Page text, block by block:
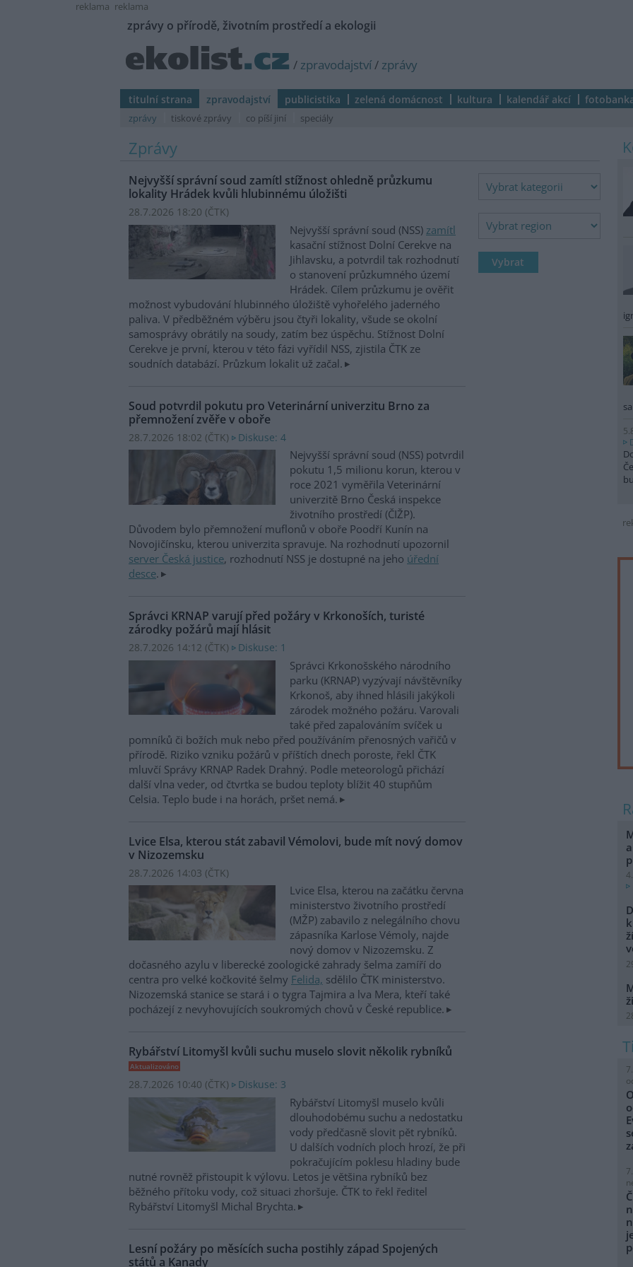
reklama reklama
zprávy o přírodě, životním prostředí a ekologii
/ zpravodajství/ zprávy
titulní strana zpravodajství publicistika zelená domácnost kultura kalendář akcí
zprávy tiskové zprávy co píší jiní speciály
Zprávy
Nejvyšší správní soud zamítl stížnost ohledně průzkumu
lokality Hrádek kvůli hlubinnému úložišti
28.7.2026 18:20 (ČTK)
Nejvyšší správní soud (NSS) zamítl
kasační stížnost Dolní Cerekve na
Jihlavsku, a potvrdil tak rozhodnutí
o stanovení průzkumného území
Hrádek. Cílem průzkumu je ověřit
možnost vybudování hlubinného úložiště vyhořelého jaderného
paliva. V předběžném výběru jsou čtyři lokality, všude se okolní
samosprávy obrátily na soudy, zatím bez úspěchu. Stížnost Dolní
Cerekve je první, kterou v této fázi vyřídil NSS, zjistila ČTK ze
soudních databází. Průzkum lokalit už začal.
Soud potvrdil pokutu pro Veterinární univerzitu Brno za
přemnožení zvěře v oboře
28.7.2026 18:02 (ČTK) Diskuse: 4
Nejvyšší správní soud (NSS) potvrdil
pokutu 1,5 milionu korun, kterou v
roce 2021 vyměřila Veterinární
univerzitě Brno Česká inspekce
životního prostředí (ČIŽP).
Důvodem bylo přemnožení muflonů v oboře Poodří Kunín na
Novojičínsku, kterou univerzita spravuje. Na rozhodnutí upozornil
server Česká justice, rozhodnutí NSS je dostupné na jeho úřední
desce.
Správci KRNAP varují před požáry v Krkonoších, turisté
zárodky požárů mají hlásit
28.7.2026 14:12 (ČTK) Diskuse: 1
Správci Krkonošského národního
parku (KRNAP) vyzývají návštěvníky
Krkonoš, aby ihned hlásili jakýkoli
zárodek možného požáru. Varovali
také před zapalováním svíček u
pomníků či božích muk nebo před používáním přenosných vařičů v
přírodě. Riziko vzniku požárů v příštích dnech poroste, řekl ČTK
mluvčí Správy KRNAP Radek Drahný. Podle meteorologů přichází
další vlna veder, od čtvrtka se budou teploty blížit 40 stupňům
Celsia. Teplo bude i na horách, pršet nemá.
Lvice Elsa, kterou stát zabavil Vémolovi, bude mít nový domov
v Nizozemsku
28.7.2026 14:03 (ČTK)
Lvice Elsa, kterou na začátku června
ministerstvo životního prostředí
(MŽP) zabavilo z nelegálního chovu
zápasníka Karlose Vémoly, najde
nový domov v Nizozemsku. Z
dočasného azylu v liberecké zoologické zahrady šelma zamíří do
centra pro velké kočkovité šelmy Felida, sdělilo ČTK ministerstvo.
Nizozemská stanice se stará i o tygra Tajmira a lva Mera, kteří také
pocházejí z nevyhovujících soukromých chovů v České republice.
Rybářství Litomyšl kvůli suchu muselo slovit několik rybníků
Aktualizováno
28.7.2026 10:40 (ČTK) Diskuse: 3
Rybářství Litomyšl muselo kvůli
dlouhodobému suchu a nedostatku
vody předčasně slovit pět rybníků.
U dalších vodních ploch hrozí, že při
pokračujícím poklesu hladiny bude
nutné rovněž přistoupit k výlovu. Letos je většina rybníků bez
běžného přítoku vody, což situaci zhoršuje. ČTK to řekl ředitel
Rybářství Litomyšl Michal Brychta.
Lesní požáry po měsících sucha postihly západ Spojených
států a Kanady